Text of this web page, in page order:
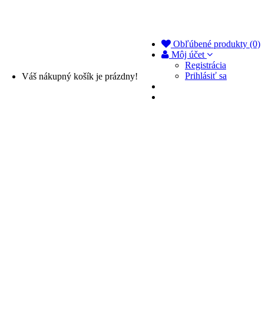
Obľúbené produkty (0)
Môj účet
Registrácia
Prihlásiť sa
Váš nákupný košík je prázdny!